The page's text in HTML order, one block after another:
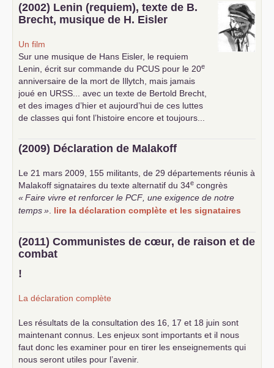
(2002) Lenin (requiem), texte de B.
Brecht, musique de H. Eisler
Un film
Sur une musique de Hans Eisler, le requiem
Lenin, écrit sur commande du PCUS pour le 20e
anniversaire de la mort de Illytch, mais jamais
joué en URSS ... avec un texte de Bertold Brecht,
et des images d’hier et aujourd’hui de ces luttes
de classes qui font l’histoire encore et toujours...
(2009) Déclaration de Malakoff
Le 21 mars 2009, 155 militants, de 29 départements réunis à
Malakoff signataires du texte alternatif du 34e congrès
«Faire vivre et renforcer le PCF , une exigence de notre
temps» lire la déclaration complète et les signataires
(2011) Communistes de cœur, de raison et de
combat
!
La déclaration complète
Les résultats de la consultation des 16, 17 et 18 juin sont
maintenant connus. Les enjeux sont importants et il nous
faut donc les examiner pour en tirer les enseignements qui
nous seront utiles pour l’avenir.